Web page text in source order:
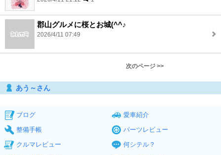
郡山グルメに桜とお城(^^♪
2026/4/11 07:49
次のページ >>
あう～さん
ブログ
愛車紹介
整備手帳
パーツレビュー
クルマレビュー
何シテル？